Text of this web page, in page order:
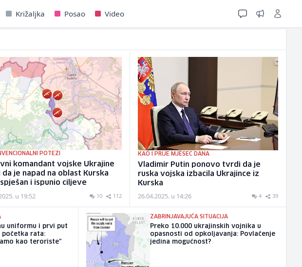
Križaljka Posao Video
POTEZI
komandant vojske Ukrajine
je napad na oblast Kurska
i ispunio ciljeve
u 19:52 10 112
KAO I PRIJE MJESEC DANA
Vladimir Putin ponovo tvrdi da je
ruska vojska izbacila Ukrajince iz
Kurska
26.04.2025. u 14:26 4 39
uniformu i prvi put
početka rata:
kao teroriste"
ZABRINJAVAJUĆA SITUACIJA
Preko 10.000 ukrajinskih vojnika u
opasnosti od opkoljavanja: Povlačenje
jedina mogućnost?